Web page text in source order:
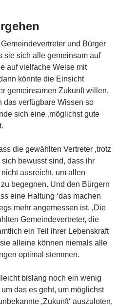
und Bürger
sie sich alle gemeinsam auf
auf vielfache Weise mit
könnte die Einsicht
gemeinsamen Zukunft willen,
das verfügbare Wissen so
sich eine ‚möglichst gute
die gewählten Vertreter ‚trotz
sich bewusst sind, dass ihr
ausreicht, um allen
begegnen. Und den Bürgern
eine Haltung ‘das machen
mehr angemessen ist. ‚Die
Gemeindevertreter, die
ein Teil ihrer Lebenskraft
alleine können niemals alle
optimal stemmen.
bislang noch ein wenig
um das es geht, um möglichst
‚Zukunft‘ auszuloten,